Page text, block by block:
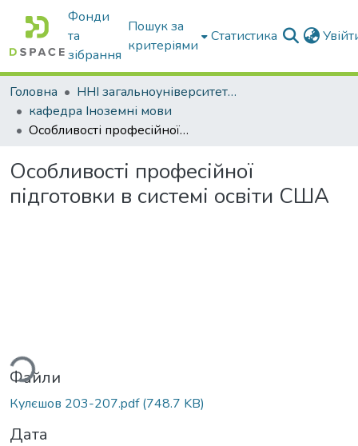
Фонди
та
зібрання
Пошук за
критеріями
Статистика
Головна
ННІ загальноуніверситетської підготовки
кафедра Іноземні мови
Особливості професійної підготовки в системі освіти США
Особливості професійної
підготовки в системі освіти США
Файли
Кулєшов 203-207.pdf(748.7 KB)
Дата